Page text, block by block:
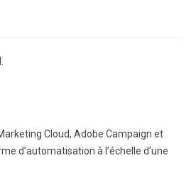
Cloud, Adobe Campaign et
d’automatisation à l’échelle d’une